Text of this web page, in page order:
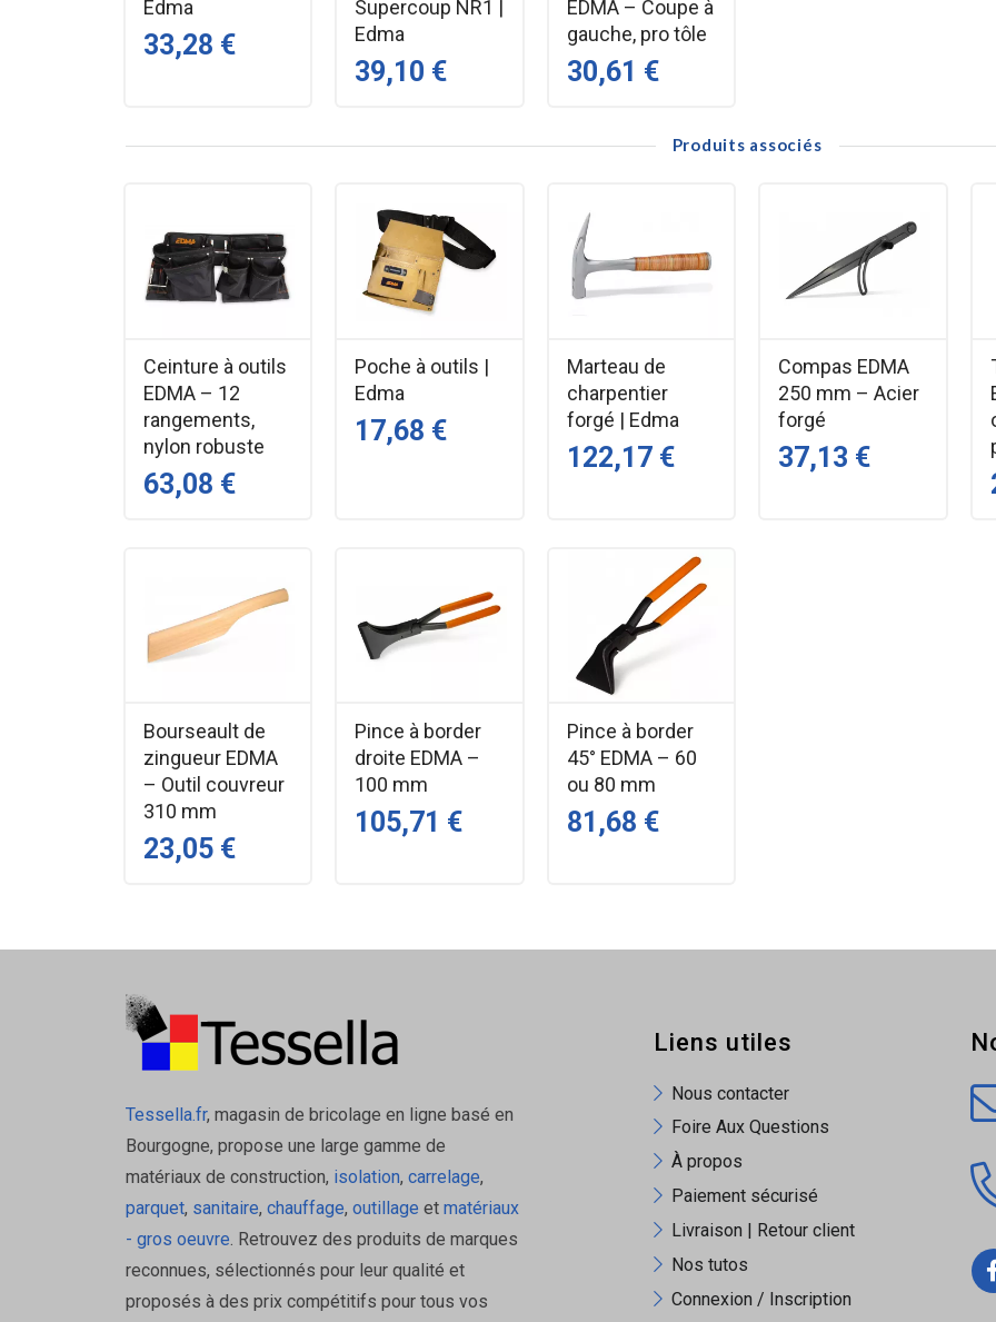
Découpe précise de tôles fines
Poignées PVC isolantes
Disponible en coupe droite ou coupe gauche
Qualité professionnelle EDMA
Bourseault de zingueur EDMA
Batte à plomb asymétrique EDMA
Ceinture à outils EDMA
Compas de couvreur EDMA
Edma
33,28 €
Supercoup NR1 |
Edma
39,10 €
EDMA – Coupe à
gauche, pro tôle
30,61 €
Produits associés
Ceinture à outils
EDMA – 12
rangements,
nylon robuste
63,08 €
Poche à outils |
Edma
17,68 €
Marteau de
charpentier
forgé | Edma
122,17 €
Compas EDMA
250 mm – Acier
forgé
37,13 €
Bourseault de
zingueur EDMA
– Outil couvreur
310 mm
23,05 €
Pince à border
droite EDMA –
100 mm
105,71 €
Pince à border
45° EDMA – 60
ou 80 mm
81,68 €
Tessella.fr, magasin de bricolage en ligne basé en
Bourgogne, propose une large gamme de
matériaux de construction, isolation, carrelage,
parquet, sanitaire, chauffage, outillage et matériaux
- gros oeuvre . Retrouvez des produits de marques
reconnues, sélectionnés pour leur qualité et
proposés à des prix compétitifs pour tous vos
Liens utiles
Nous contacter
Foire Aux Questions
À propos
Paiement sécurisé
Livraison | Retour client
Nos tutos
Connexion / Inscription